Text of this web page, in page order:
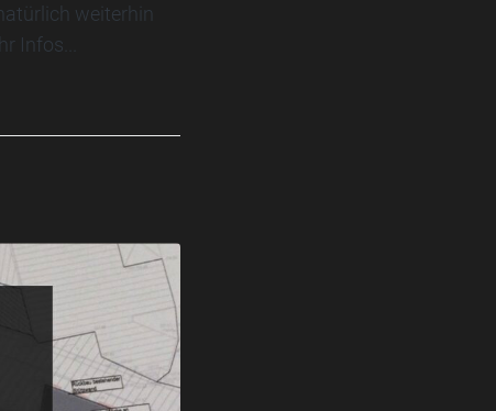
weiterhin
Infos...